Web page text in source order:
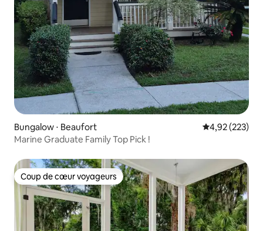
Bungalow ⋅ Beaufort Évaluation
4,92 (223)
Marine Graduate Family Top Pick !
Coup de cœur voyageurs
Coup de cœur voyageurs